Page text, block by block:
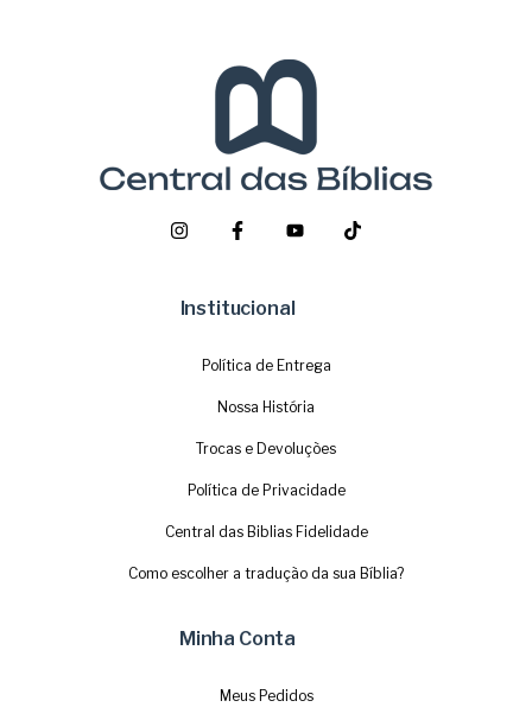
Institucional
Política de Entrega
Nossa História
Trocas e Devoluções
Política de Privacidade
Central das Biblias Fidelidade
Como escolher a tradução da sua Bíblia?
Minha Conta
Meus Pedidos